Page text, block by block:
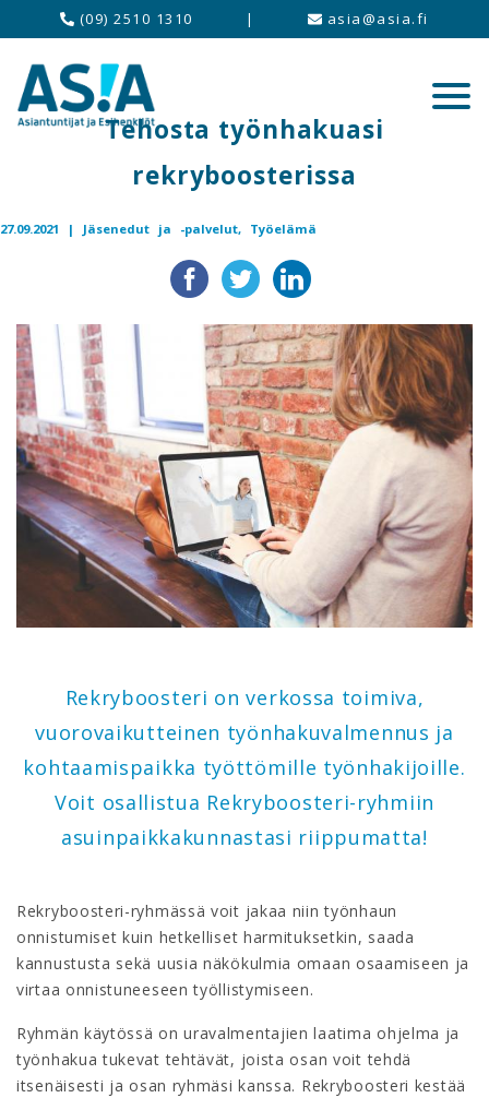
(09) 2510 1310 | asia@asia.fi
Tehosta työnhakuasi
rekryboosterissa
27.09.2021 | Jäsenedut ja -palvelut, Työelämä
Rekryboosteri on verkossa toimiva,
vuorovaikutteinen työnhakuvalmennus ja
kohtaamispaikka työttömille työnhakijoille.
Voit osallistua Rekryboosteri-ryhmiin
asuinpaikkakunnastasi riippumatta!
Rekryboosteri-ryhmässä voit jakaa niin työnhaun
onnistumiset kuin hetkelliset harmituksetkin, saada
kannustusta sekä uusia näkökulmia omaan osaamiseen ja
virtaa onnistuneeseen työllistymiseen.
Ryhmän käytössä on uravalmentajien laatima ohjelma ja
työnhakua tukevat tehtävät, joista osan voit tehdä
itsenäisesti ja osan ryhmäsi kanssa. Rekryboosteri kestää